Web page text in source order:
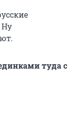
Ну
туда с